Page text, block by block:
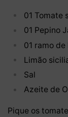
01 Tomate
01 Pepino
01 ramo
Limão
Sal
Azeite de
Pique os